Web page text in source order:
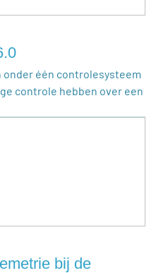
één controlesysteem
controle hebben over een
bij de